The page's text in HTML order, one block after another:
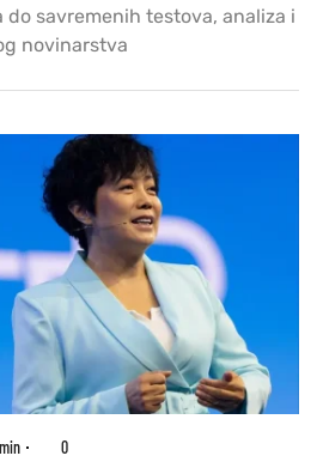
do savremenih testova, analiza i
novinarstva
0